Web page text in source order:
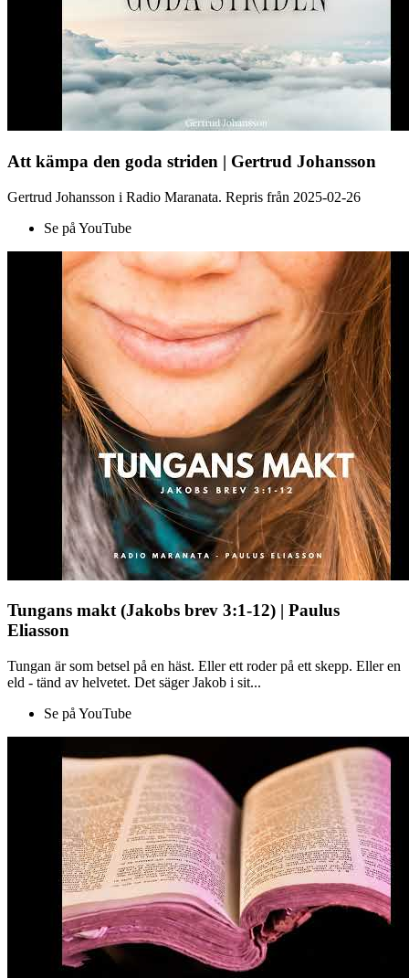
Att kämpa den goda striden | Gertrud Johansson
Gertrud Johansson i Radio Maranata. Repris från 2025-02-26
Se på YouTube
Tungans makt (Jakobs brev 3:1-12) | Paulus
Eliasson
Tungan är som betsel på en häst. Eller ett roder på ett skepp. Eller en
eld - tänd av helvetet. Det säger Jakob i sit...
Se på YouTube